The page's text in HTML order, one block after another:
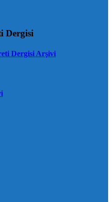
Dergisi
Dergisi Arşivi